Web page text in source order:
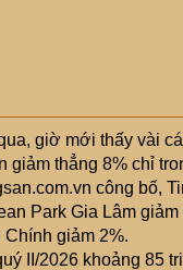
giờ mới thấy vài
giảm thẳng 8% chỉ
công bố,
Park Gia Lâm
Chính giảm 2%.
II/2026 khoảng 85